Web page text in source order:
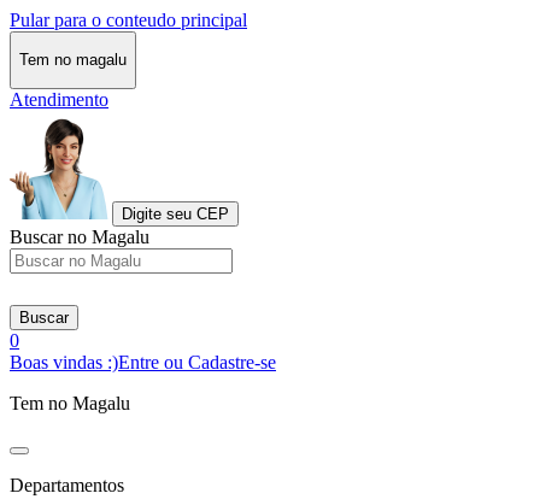
Pular para o conteudo principal
Tem no magalu
Atendimento
Digite seu CEP
Buscar no Magalu
Buscar
0
Boas vindas :)Entre ou Cadastre-se
Tem no Magalu
Departamentos